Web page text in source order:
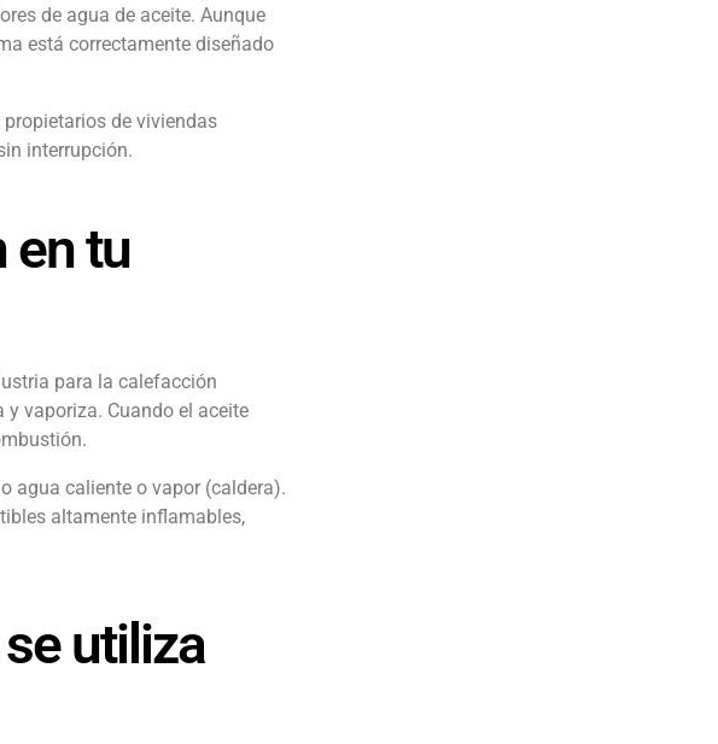
de agua de aceite. Aunque
está correctamente diseñado
de viviendas
interrupción.
en tu
para la calefacción
vaporiza. Cuando el aceite
agua caliente o vapor (caldera).
altamente inflamables,
utiliza